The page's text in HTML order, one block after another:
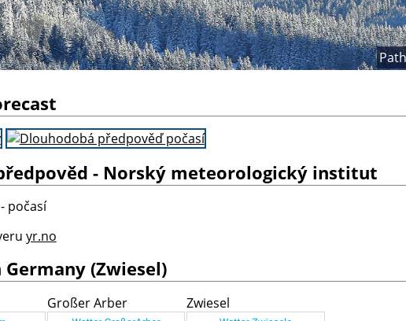
- Norský meteorologický institut
yr.no
(Zwiesel)
Großer Arber Zwiesel